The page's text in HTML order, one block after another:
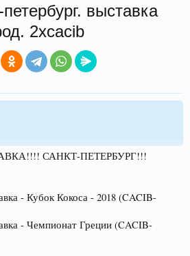
выставка
2хcacib
САНКТ-ПЕТЕРБУРГ!!!
- Кубок Кокоса - 2018 (CACIB-
- Чемпионат Греции (CACIB-